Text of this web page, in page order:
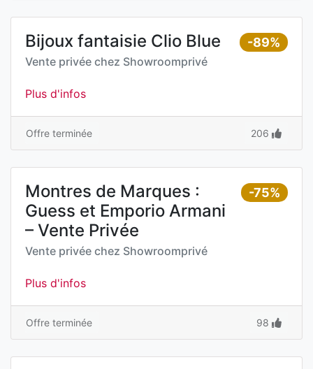
-89%
Bijoux fantaisie Clio Blue
Vente privée chez Showroomprivé
Plus d'infos
Offre terminée 206
-75%
Montres de Marques :
Guess et Emporio Armani
– Vente Privée
Vente privée chez Showroomprivé
Plus d'infos
Offre terminée 98